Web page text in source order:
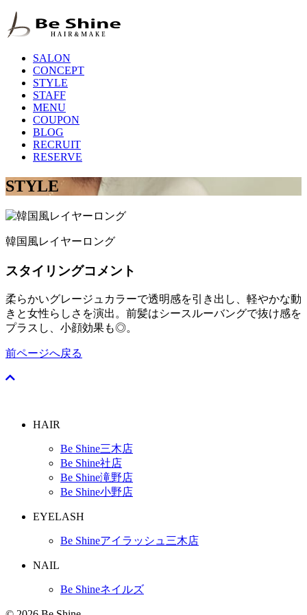
SALON
CONCEPT
STYLE
STAFF
MENU
COUPON
BLOG
RECRUIT
RESERVE
STYLE
韓国風レイヤーロング
スタイリングコメント
柔らかいグレージュカラーで透明感を引き出し、軽やかな動
きと女性らしさを演出。前髪はシースルーバングで抜け感を
プラスし、小顔効果も◎。
前ページへ戻る
HAIR
Be Shine三木店
Be Shine社店
Be Shine滝野店
Be Shine小野店
EYELASH
Be Shineアイラッシュ三木店
NAIL
Be Shineネイルズ